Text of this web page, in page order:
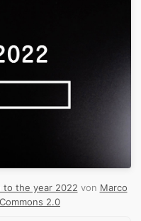
to the year 2022 von Marco
2.0